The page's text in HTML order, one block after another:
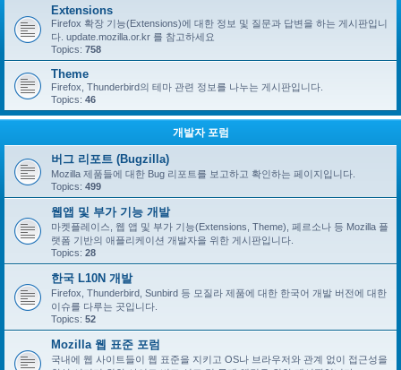
Extensions
Firefox 확장 기능(Extensions)에 대한 정보 및 질문과 답변을 하는 게시판입니
다. update.mozilla.or.kr 를 참고하세요
Topics: 758
Theme
Firefox, Thunderbird의 테마 관련 정보를 나누는 게시판입니다.
Topics: 46
개발자 포럼
버그 리포트 (Bugzilla)
Mozilla 제품들에 대한 Bug 리포트를 보고하고 확인하는 페이지입니다.
Topics: 499
웹앱 및 부가 기능 개발
마켓플레이스, 웹 앱 및 부가 기능(Extensions, Theme), 페르소나 등 Mozilla 플
랫폼 기반의 애플리케이션 개발자을 위한 게시판입니다.
Topics: 28
한국 L10N 개발
Firefox, Thunderbird, Sunbird 등 모질라 제품에 대한 한국어 개발 버전에 대한
이슈를 다루는 곳입니다.
Topics: 52
Mozilla 웹 표준 포럼
국내에 웹 사이트들이 웹 표준을 지키고 OS나 브라우저와 관계 없이 접근성을